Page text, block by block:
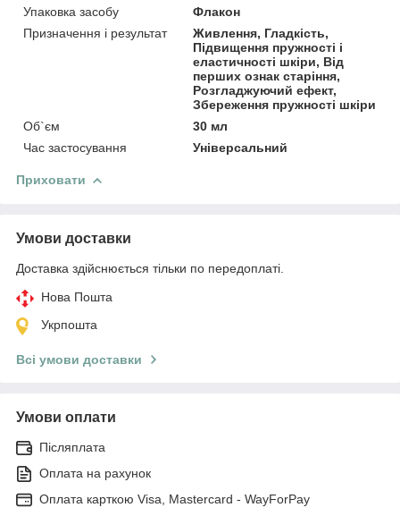
Упаковка засобу
Флакон
Призначення і результат
Живлення, Гладкість,
Підвищення пружності і
еластичності шкіри, Від
перших ознак старіння,
Розгладжуючий ефект,
Збереження пружності шкіри
Об`єм
30 мл
Час застосування
Універсальний
Приховати
Умови доставки
Доставка здійснюється тільки по передоплаті.
Нова Пошта
Укрпошта
Всі умови доставки
Умови оплати
Післяплата
Оплата на рахунок
Оплата карткою Visa, Mastercard - WayForPay